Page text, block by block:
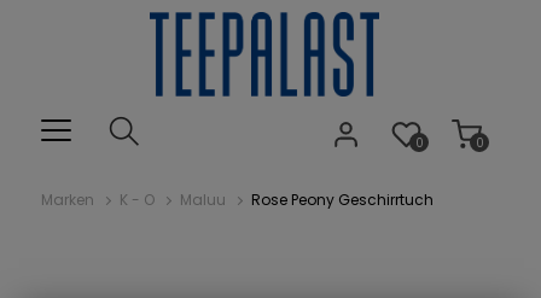
0
0
Marken K - O Maluu Rose Peony Geschirrtuch